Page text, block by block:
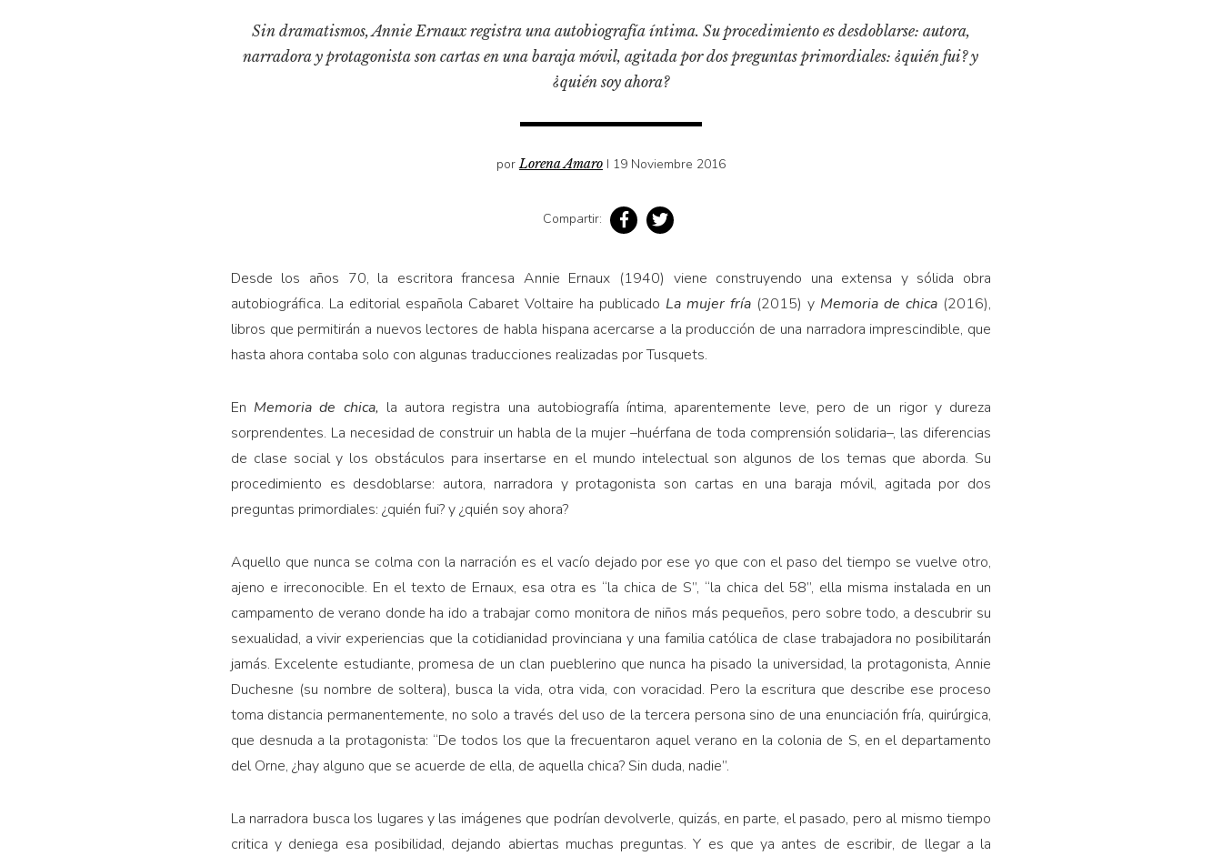
Sin dramatismos, Annie Ernaux registra una autobiografía íntima. Su procedimiento es desdoblarse: autora,
narradora y protagonista son cartas en una baraja móvil, agitada por dos preguntas primordiales: ¿quién fui? y
¿quién soy ahora?
porLorena Amaro I 19 Noviembre 2016
Compartir:
Desde los años 70, la escritora francesa Annie Ernaux (1940) viene construyendo una extensa y sólida obra
autobiográfica. La editorial española Cabaret Voltaire ha publicado La mujer fría (2015) y Memoria de chica (2016),
libros que permitirán a nuevos lectores de habla hispana acercarse a la producción de una narradora imprescindible, que
hasta ahora contaba solo con algunas traducciones realizadas por Tusquets.
En Memoria de chica, la autora registra una autobiografía íntima, aparentemente leve, pero de un rigor y dureza
sorprendentes. La necesidad de construir un habla de la mujer –huérfana de toda comprensión solidaria–, las diferencias
de clase social y los obstáculos para insertarse en el mundo intelectual son algunos de los temas que aborda. Su
procedimiento es desdoblarse: autora, narradora y protagonista son cartas en una baraja móvil, agitada por dos
preguntas primordiales: ¿quién fui? y ¿quién soy ahora?
Aquello que nunca se colma con la narración es el vacío dejado por ese yo que con el paso del tiempo se vuelve otro,
ajeno e irreconocible. En el texto de Ernaux, esa otra es “la chica de S”, “la chica del 58”, ella misma instalada en un
campamento de verano donde ha ido a trabajar como monitora de niños más pequeños, pero sobre todo, a descubrir su
sexualidad, a vivir experiencias que la cotidianidad provinciana y una familia católica de clase trabajadora no posibilitarán
jamás. Excelente estudiante, promesa de un clan pueblerino que nunca ha pisado la universidad, la protagonista, Annie
Duchesne (su nombre de soltera), busca la vida, otra vida, con voracidad. Pero la escritura que describe ese proceso
toma distancia permanentemente, no solo a través del uso de la tercera persona sino de una enunciación fría, quirúrgica,
que desnuda a la protagonista: “De todos los que la frecuentaron aquel verano en la colonia de S, en el departamento
del Orne, ¿hay alguno que se acuerde de ella, de aquella chica? Sin duda, nadie”.
La narradora busca los lugares y las imágenes que podrían devolverle, quizás, en parte, el pasado, pero al mismo tiempo
critica y deniega esa posibilidad, dejando abiertas muchas preguntas. Y es que ya antes de escribir, de llegar a la